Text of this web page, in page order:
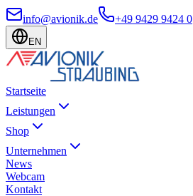
info@avionik.de +49 9429 9424 0
EN
Startseite
Leistungen
Shop
Unternehmen
News
Webcam
Kontakt